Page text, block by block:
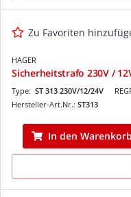
Zu Favoriten
HAGER
Sicherheitstrafo 230V /
Type: ST 313 230V/12/24V
Hersteller-Art.Nr.: ST313
In den Warenkorb